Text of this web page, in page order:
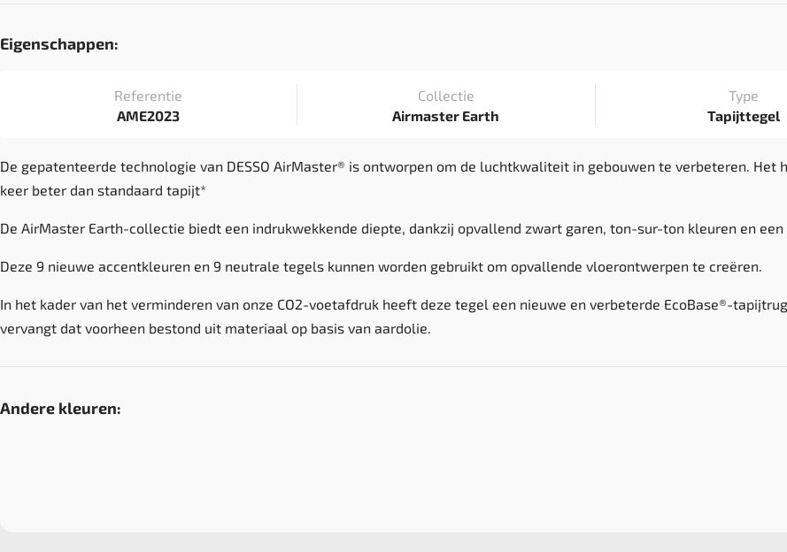
Eigenschappen:
Referentie
AME2023
Collectie
Airmaster Earth
Type
Tapijttegel
De gepatenteerde technologie van DESSO AirMaster® is ontworpen om de luchtkwaliteit in gebouwen te verbeteren.
keer beter dan standaard tapijt*
De AirMaster Earth-collectie biedt een indrukwekkende diepte, dankzij opvallend zwart garen, ton-sur-ton kleuren en
Deze 9 nieuwe accentkleuren en 9 neutrale tegels kunnen worden gebruikt om opvallende vloerontwerpen te creëren.
In het kader van het verminderen van onze CO2-voetafdruk heeft deze tegel een nieuwe en verbeterde EcoBase®-
vervangt dat voorheen bestond uit materiaal op basis van aardolie.
Andere kleuren: